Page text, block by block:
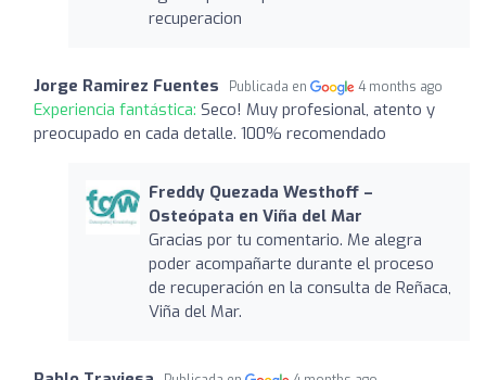
recuperacion
Jorge Ramirez Fuentes Publicada en 4 months ago
Experiencia fantástica: Seco! Muy profesional, atento y
preocupado en cada detalle. 100% recomendado
Freddy Quezada Westhoff –
Osteópata en Viña del Mar
Gracias por tu comentario. Me alegra
poder acompañarte durante el proceso
de recuperación en la consulta de Reñaca,
Viña del Mar.